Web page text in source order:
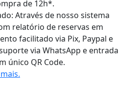
de 12h*.
Através de nosso sistema
relatório de reservas em
facilitado via Pix, Paypal e
via WhatsApp e entrada
único QR Code.